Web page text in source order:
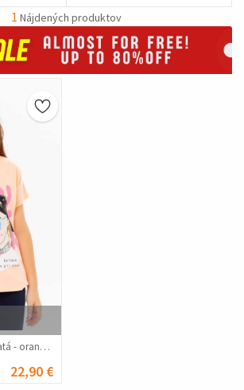
1 Nájdených produktov
Detské tričko pre dievčatá - oranžové #379605
22,90 €